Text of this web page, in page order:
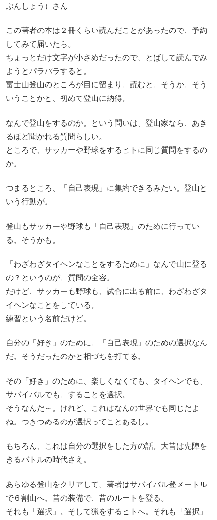
ぶんしょう）さん
この著者の本は２冊くらい読んだことがあったので、予約
してみて届いたら。
ちょっとだけ文字が小さめだったので、とばして読んでみ
ようとパラパラすると。
富士山登山のところが目に留まり、読むと、そうか、そう
いうことかと、初めて登山に納得。
なんで登山をするのか。という問いは、登山家なら、あき
るほど聞かれる質問らしい。
ところで、サッカーや野球をするヒトに同じ質問をするの
か。
つまるところ、「自己表現」に集約できるみたい。登山と
いう行動が。
登山もサッカーや野球も「自己表現」のために行ってい
る。そうかも。
「わざわざタイヘンなことをするために」なんで山に登る
の？というのが、質問の全容。
だけど、サッカーも野球も、試合に出る前に、わざわざタ
イヘンなことをしている。
練習という名前だけど。
自分の「好き」のために、「自己表現」のための選択なん
だ。そうだったのかと相づちを打てる。
その「好き」のために、楽しくなくても、タイヘンでも、
サバイバルでも、することを選択。
そうなんだ～。けれど、これはなんの世界でも同じだよ
ね。つきつめるのが選択ってことあるし。
もちろん、これは自分の選択をした方の話。大昔は先陣を
きるバトルの時代さえ。
あらゆる登山をクリアして、著者はサバイバル登メートル
で６割山へ。昔の装備で、昔のルートを登る。
それも「選択」。そして猟をするヒトへ。それも「選択」